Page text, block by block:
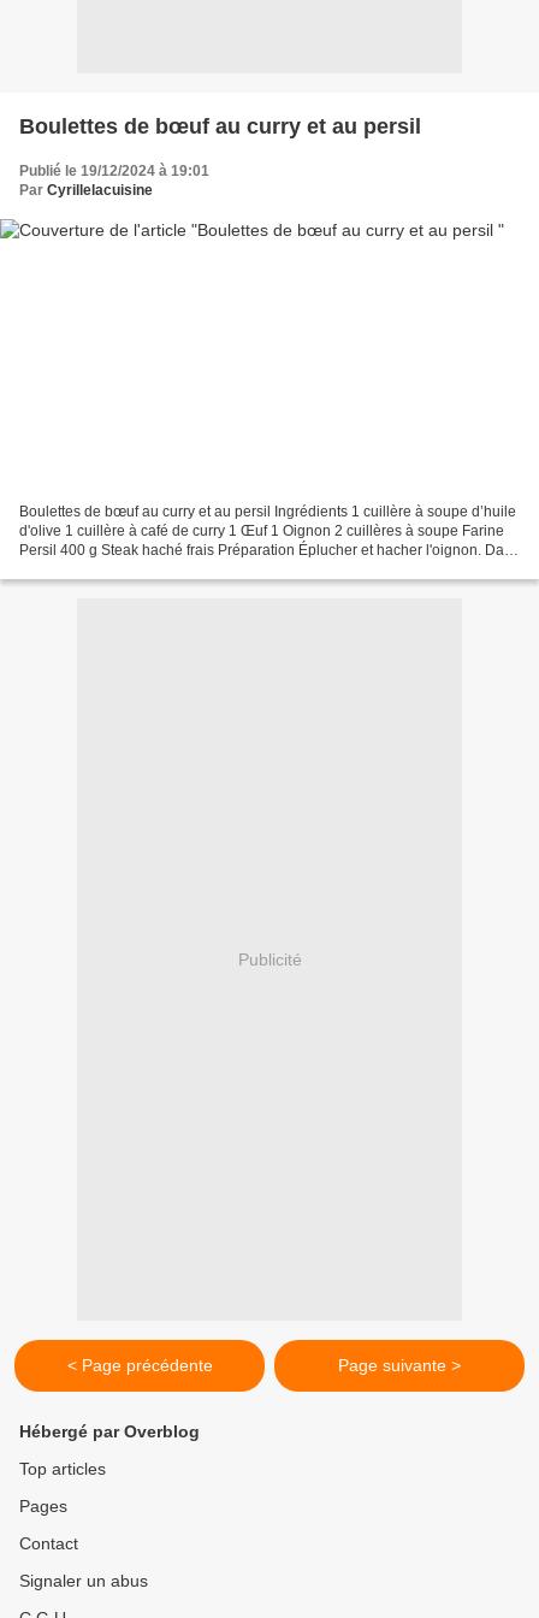
Boulettes de bœuf au curry et au persil
Publié le 19/12/2024 à 19:01
Par Cyrillelacuisine
Boulettes de bœuf au curry et au persil Ingrédients 1 cuillère à soupe d’huile
d'olive 1 cuillère à café de curry 1 Œuf 1 Oignon 2 cuillères à soupe Farine
Persil 400 g Steak haché frais Préparation Éplucher et hacher l'oignon. Dans
Publicité
< Page précédente Page suivante >
Hébergé par Overblog
Top articles
Pages
Contact
Signaler un abus